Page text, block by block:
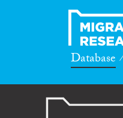
Database